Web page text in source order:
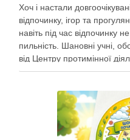
Хоч і настали
відпочинку, ігор та
навіть під час відпочинку
пильність. Шановні учні,
від Центру протимінної
небезпека може ховатися